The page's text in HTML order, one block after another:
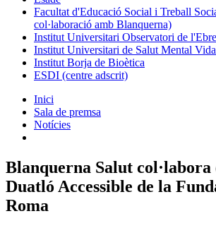
Facultat d'Educació Social i Treball
col·laboració amb Blanquerna)
Institut Universitari Observatori de l'Ebre
Institut Universitari de Salut Mental
Institut Borja de Bioètica
ESDI (centre adscrit)
Inici
Sala de premsa
Notícies
Blanquerna Salut
Duatló Accessible de la
Roma